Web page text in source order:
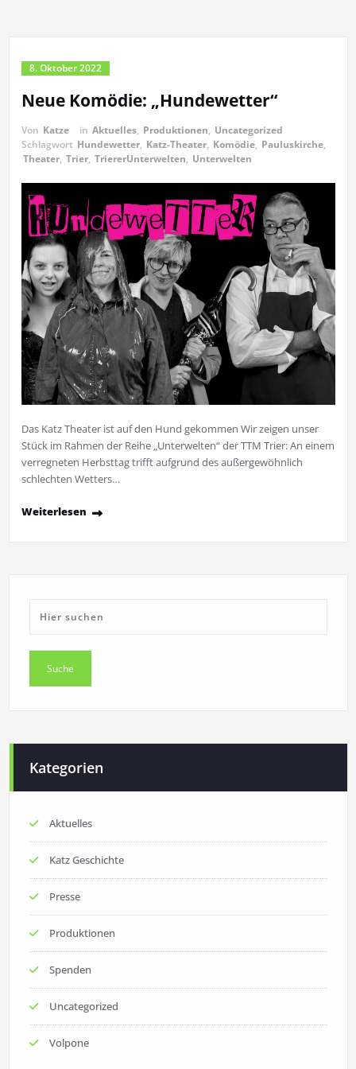
8. Oktober 2022
Neue Komödie: „Hundewetter“
Von Katze in Aktuelles, Produktionen, Uncategorized
Schlagwort Hundewetter, Katz-Theater, Komödie, Pauluskirche,
Theater, Trier, TriererUnterwelten, Unterwelten
Das Katz Theater ist auf den Hund gekommen Wir zeigen unser
Stück im Rahmen der Reihe „Unterwelten“ der TTM Trier: An einem
verregneten Herbsttag trifft aufgrund des außergewöhnlich
schlechten Wetters…
Weiterlesen
Kategorien
Aktuelles
Katz Geschichte
Presse
Produktionen
Spenden
Uncategorized
Volpone